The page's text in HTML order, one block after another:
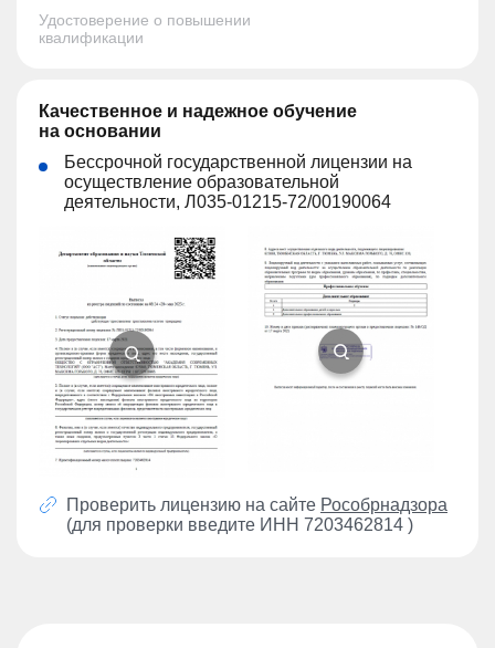
Удостоверение о повышении
квалификации
Качественное и надежное обучение
на основании
Бессрочной государственной лицензии на
осуществление образовательной
деятельности, Л035-01215-72/00190064
Проверить лицензию на сайте Рособрнадзора
(для проверки введите ИНН 7203462814 )